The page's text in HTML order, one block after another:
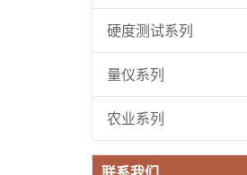
硬度测试系列
量仪系列
农业系列